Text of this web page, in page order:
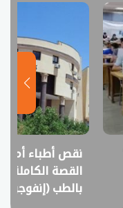
نقص أطباء أم
القصة الكاملة
بالطب